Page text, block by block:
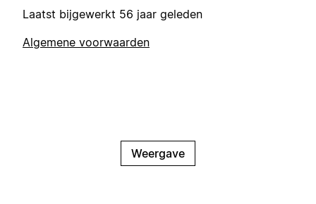
Laatst bijgewerkt 56 jaar geleden
Algemene voorwaarden
Weergave